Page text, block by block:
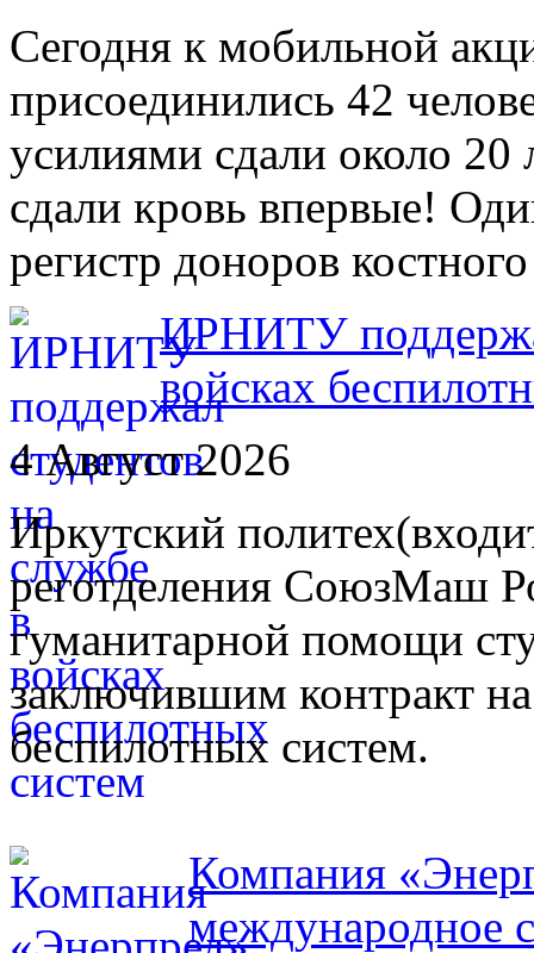
Сегодня к мобильной
присоединились 42
усилиями сдали около 20
сдали кровь впервые!
регистр доноров
ИРНИТУ
войсках
4 Август 2026
Иркутский
реготделения СоюзМаш
гуманитарной помощи
заключившим контракт
беспилотных систем.
Компания
международное